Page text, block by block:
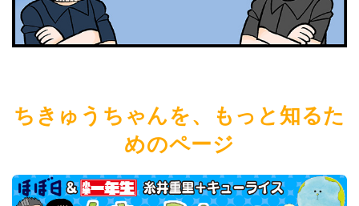
ちきゅうちゃんを、もっと知るた
めのページ